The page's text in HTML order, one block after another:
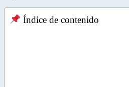
Índice de contenido